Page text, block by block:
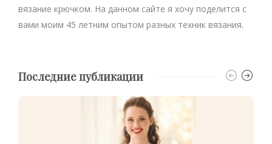
вязание крючком. На данном сайте я хочу поделится с
вами моим 45 летним опытом разных техник вязания.
Последние публикации